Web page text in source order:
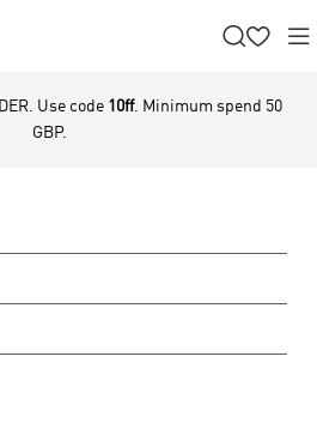
Use code 10ff. Minimum spend 50
GBP.